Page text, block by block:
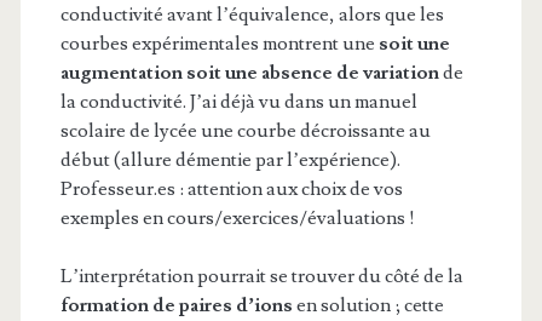
conductivité avant l’équivalence, alors que les
courbes expérimentales montrent une soit une
augmentation soit une absence de variationde
la conductivité. J’ai déjà vu dans un manuel
scolaire de lycée une courbe décroissante au
début (allure démentie par l’expérience).
Professeur.es : attention aux choix de vos
exemples en cours/exercices/évaluations !
L’interprétation pourrait se trouver du côté de la
formation de paires d’ions en solution ; cette